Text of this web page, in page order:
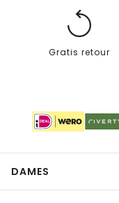
Gratis retour
DAMES